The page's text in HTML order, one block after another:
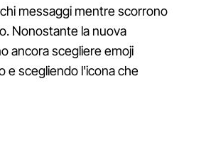
messaggi mentre scorrono
Nonostante la nuova
ancora scegliere emoji
e scegliendo l'icona che